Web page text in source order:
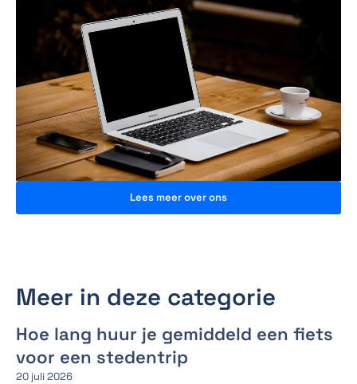
Lees meer over ons
Meer in deze categorie
Hoe lang huur je gemiddeld een fiets
voor een stedentrip
20 juli 2026